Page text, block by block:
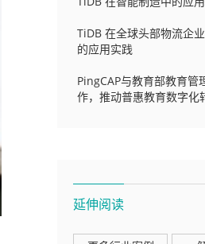
TiDB 在全球头部物流企
的应用实践
PingCAP与教育部教育管
作，推动普惠教育数字化
延伸阅读